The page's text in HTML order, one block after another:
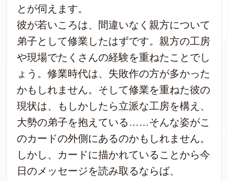
とが伺えます。
彼が若いころは、間違いなく親方について
弟子として修業したはずです。親方の工房
や現場でたくさんの経験を重ねたことでし
ょう。修業時代は、失敗作の方が多かった
かもしれません。そして修業を重ねた彼の
現状は、もしかしたら立派な工房を構え、
大勢の弟子を抱えている……そんな姿がこ
のカードの外側にあるのかもしれません。
しかし、カードに描かれていることから今
日のメッセージを読み取るならば、